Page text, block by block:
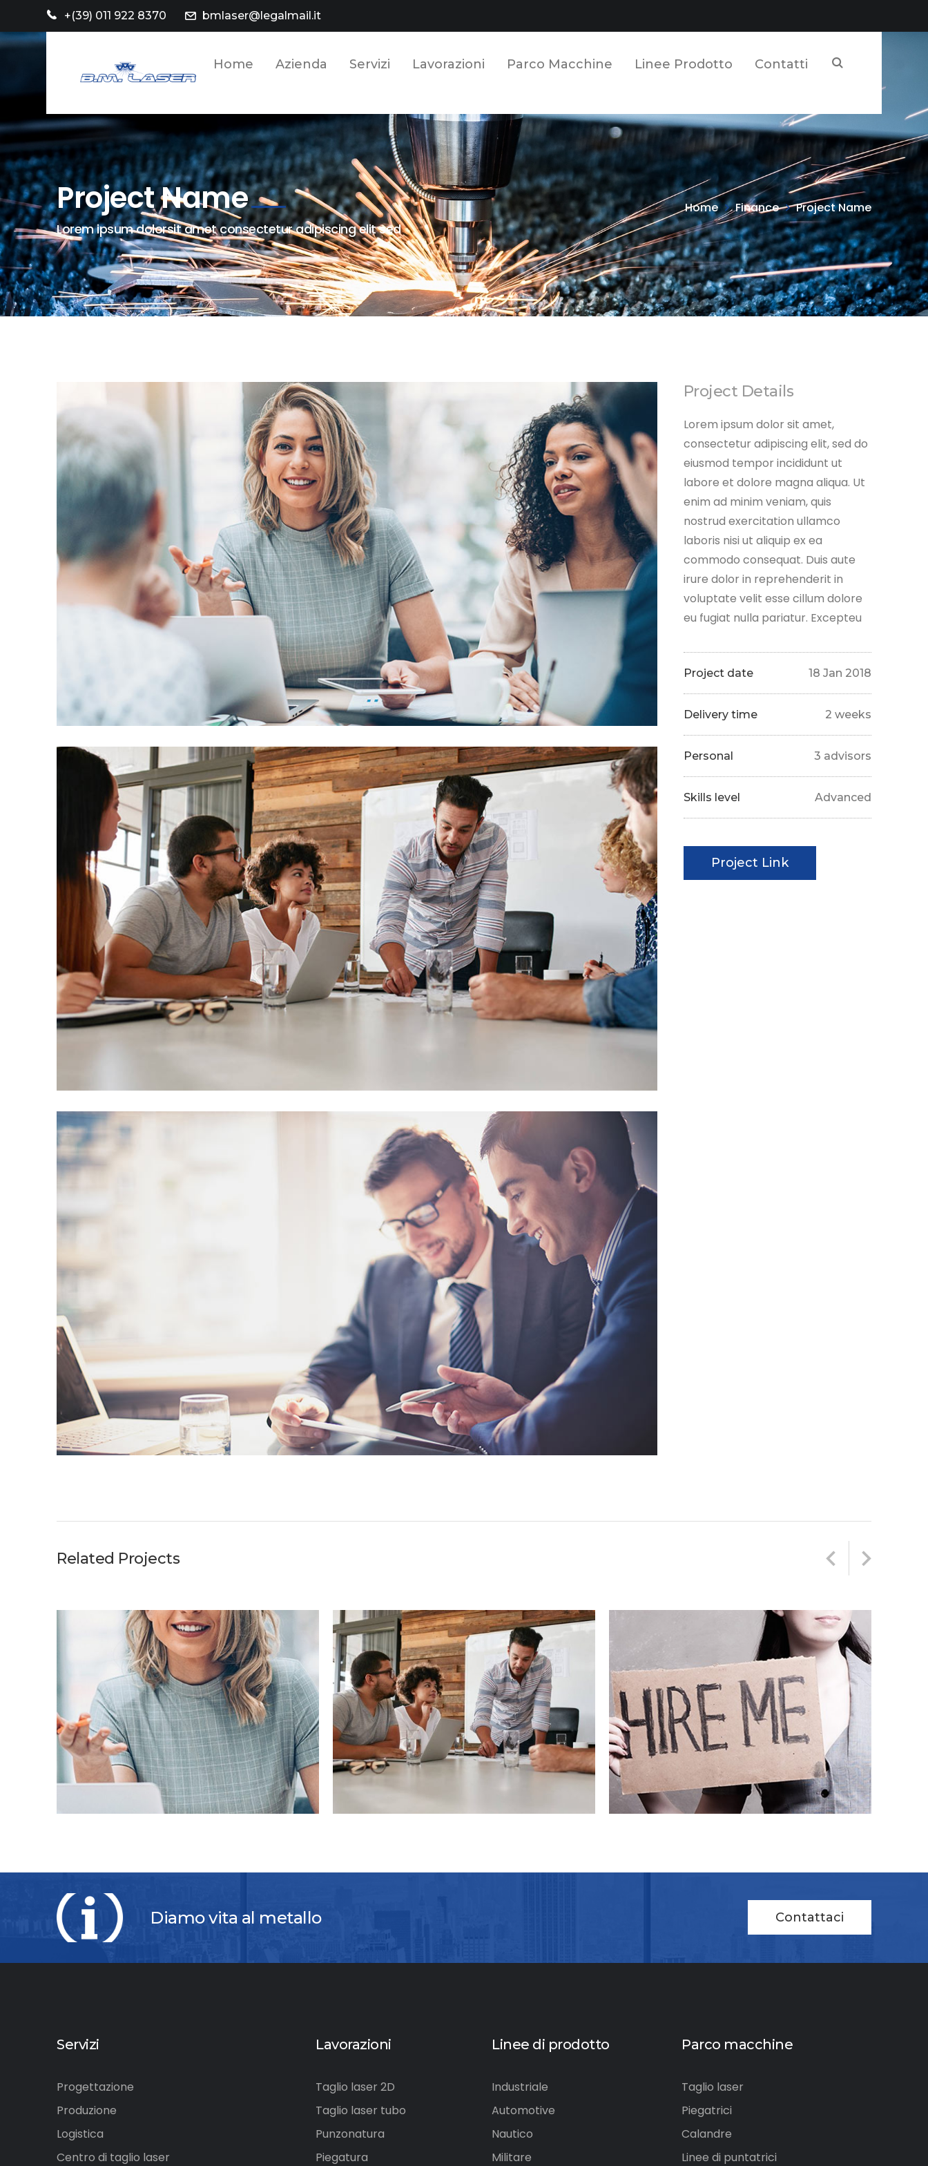
+(39) 011 922 8370 bmlaser@legalmail.it
Home Azienda Servizi Lavorazioni Parco Macchine Linee Prodotto Contatti
Project Name
Lorem ipsum dolorsit amet consectetur adipiscing elit sed
Home Finance Project Name
Project Details
Lorem ipsum dolor sit amet,
consectetur adipiscing elit, sed do
eiusmod tempor incididunt ut
labore et dolore magna aliqua. Ut
enim ad minim veniam, quis
nostrud exercitation ullamco
laboris nisi ut aliquip ex ea
commodo consequat. Duis aute
irure dolor in reprehenderit in
voluptate velit esse cillum dolore
eu fugiat nulla pariatur. Excepteu
Project date 18 Jan 2018
Delivery time 2 weeks
Personal 3 advisors
Skills level Advanced
Project Link
Related Projects
Diamo vita al metallo Contattaci
Servizi
Progettazione
Produzione
Logistica
Centro di taglio laser
Lavorazioni
Taglio laser 2D
Taglio laser tubo
Punzonatura
Piegatura
Linee di prodotto
Industriale
Automotive
Nautico
Militare
Parco macchine
Taglio laser
Piegatrici
Calandre
Linee di puntatrici